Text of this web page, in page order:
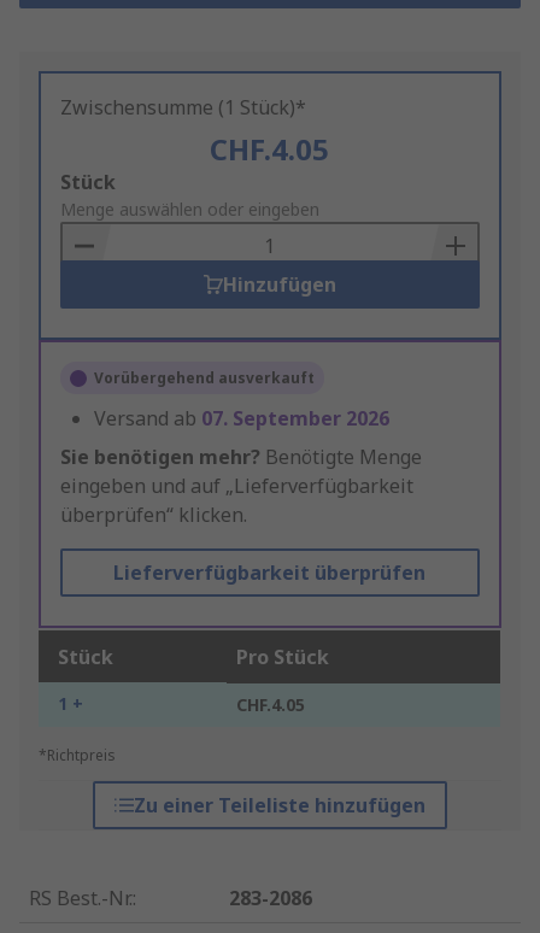
Zwischensumme (1 Stück)*
CHF.4.05
Add
to
Basket
Stück
Menge auswählen oder eingeben
Hinzufügen
Vorübergehend ausverkauft
Versand ab 07. September 2026
Sie benötigen mehr? Benötigte Menge
eingeben und auf „Lieferverfügbarkeit
überprüfen“ klicken.
Lieferverfügbarkeit überprüfen
Stück Pro Stück
1 + CHF.4.05
*Richtpreis
Zu einer Teileliste hinzufügen
RS Best.-Nr.:
283-2086